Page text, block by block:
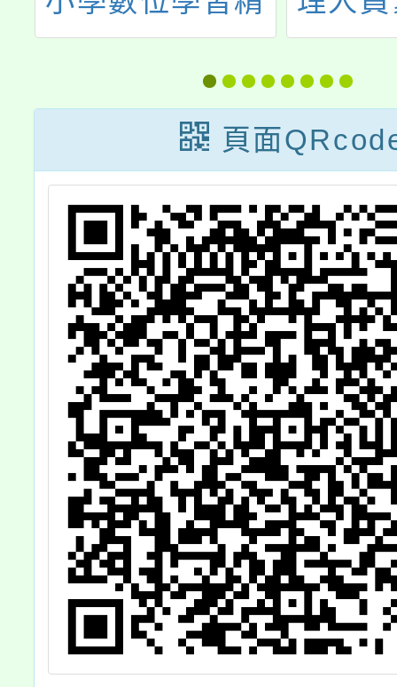
進方案」教師增
能研習「A2數位
學習工作坊(二)-
HiTeach教學應
用」
複
頁面